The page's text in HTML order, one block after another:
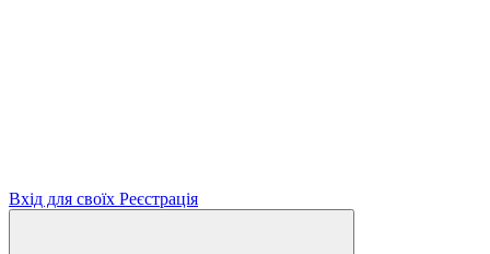
Вхід для своїх Реєстрація